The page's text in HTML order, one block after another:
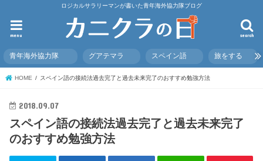
ロジカルサラリーマンが書いた青年海外協力隊ブログ
search
menu
青年海外協力隊 グアテマラ スペイン語 旅をする
HOME スペイン語の接続法過去完了と過去未来完了のおすすめ勉強方法
2018.09.07
スペイン語の接続法過去完了と過去未来完了
のおすすめ勉強方法